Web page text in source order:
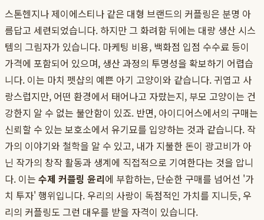
스톤헨지나 제이에스티나 같은 대형 브랜드의 커플링은 분명 아
름답고 세련되었습니다. 하지만 그 화려함 뒤에는 대량 생산 시스
템의 그림자가 있습니다. 마케팅 비용, 백화점 입점 수수료 등이
가격에 포함되어 있으며, 생산 과정의 투명성을 확보하기 어렵습
니다. 이는 마치 펫샵의 예쁜 아기 고양이와 같습니다. 귀엽고 사
랑스럽지만, 어떤 환경에서 태어나고 자랐는지, 부모 고양이는 건
강한지 알 수 없는 불안함이 있죠. 반면, 아이디어스에서의 구매는
신뢰할 수 있는 보호소에서 유기묘를 입양하는 것과 같습니다. 작
가의 이야기와 철학을 알 수 있고, 내가 지불한 돈이 광고비가 아
닌 작가의 창작 활동과 생계에 직접적으로 기여한다는 것을 압니
다. 이는 수제 커플링 윤리에 부합하는, 단순한 구매를 넘어선 '가
치 투자' 행위입니다. 우리의 사랑이 독점적인 가치를 지니듯, 우
리의 커플링도 그런 대우를 받을 자격이 있습니다.